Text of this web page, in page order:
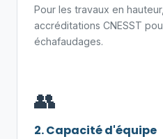
Pour les travaux en
accréditations CNESST
échafaudages.
👥
2. Capacité d'équipe